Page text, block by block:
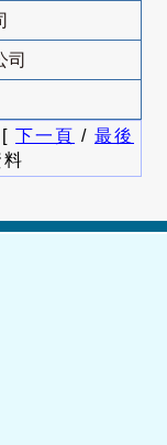
司
[ 下一頁 / 最後